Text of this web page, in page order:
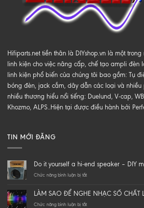
Hifiparts.net tiền thân là DIYshop.vn là một
linh kiện cho việc nâng cấp, chế tạo ampli đèn
linh kiện phổ biến của chúng tôi bao gồm: Tụ
bóng đèn, jack cắm, dây dẫn các loại và nhiều
nhiều thương hiểu nổi tiếng: Duelund, V-cap,
Khozmo, ALPS..Hiện tại được điều hành bởi
TIN MỚI ĐĂNG
Do it yourself a hi-end speaker – DIY
Chức năng bình luận bị tắtở
yourself
a
LÀM SAO ĐỂ NGHE NHẠC SỐ CHẤT
Chức năng bình luận bị tắtở